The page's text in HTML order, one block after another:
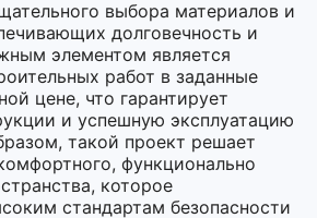
выбора материалов и
долговечность и
элементом является
работ в заданные
цене, что гарантирует
и успешную эксплуатацию
такой проект решает
функционально
которое
стандартам безопасности